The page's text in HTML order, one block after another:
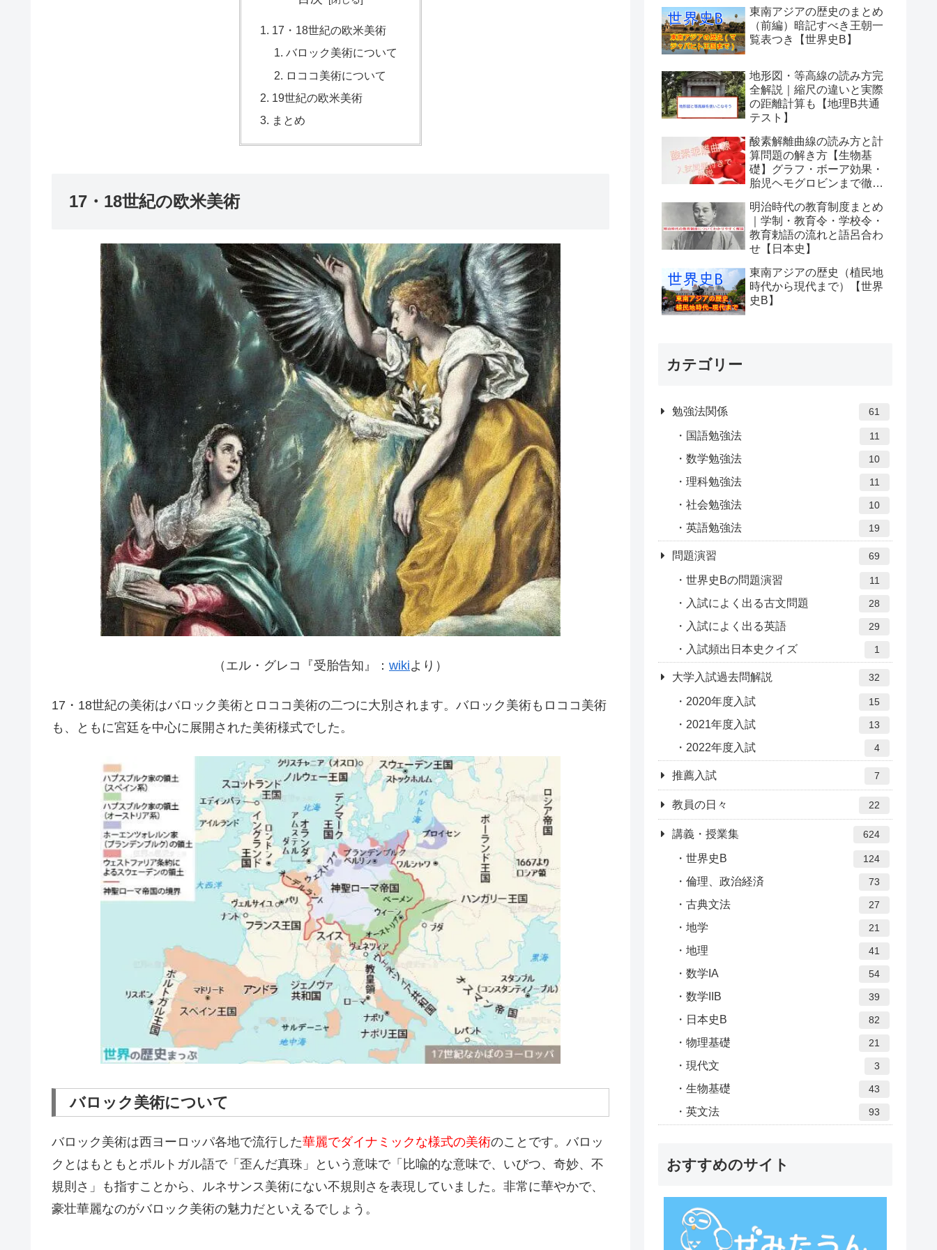
17・18世紀の欧米美術
バロック美術について
ロココ美術について
19世紀の欧米美術
まとめ
17・18世紀の欧米美術
（エル・グレコ『受胎告知』： wikiより）
17・18世紀の美術はバロック美術とロココ美術の二つに大別されます。バロック美術もロココ美術
も、ともに宮廷を中心に展開された美術様式でした。
バロック美術について
バロック美術は西ヨーロッパ各地で流行した華麗でダイナミックな様式の美術のことです。バロッ
クとはもともとポルトガル語で「歪んだ真珠」という意味で「比喩的な意味で、いびつ、奇妙、不
規則さ」も指すことから、ルネサンス美術にない不規則さを表現していました。非常に華やかで、
豪壮華麗なのがバロック美術の魅力だといえるでしょう。
東南アジアの歴史のまとめ
（前編）暗記すべき王朝一
覧表つき【世界史B】
地形図・等高線の読み方完
全解説｜縮尺の違いと実際
の距離計算も【地理B共通
テスト】
酸素解離曲線の読み方と計
算問題の解き方【生物基
礎】グラフ・ボーア効果・
胎児ヘモグロビンまで徹底
明治時代の教育制度まとめ
｜学制・教育令・学校令・
教育勅語の流れと語呂合わ
せ【日本史】
東南アジアの歴史（植民地
時代から現代まで）【世界
史B】
カテゴリー
勉強法関係 61
国語勉強法 11
数学勉強法 10
理科勉強法 11
社会勉強法 10
英語勉強法 19
問題演習 69
世界史Bの問題演習 11
入試によく出る古文問題 28
入試によく出る英語 29
入試頻出日本史クイズ 1
大学入試過去問解説 32
2020年度入試 15
2021年度入試 13
2022年度入試 4
推薦入試 7
教員の日々 22
講義・授業集 624
世界史B 124
倫理、政治経済 73
古典文法 27
地学 21
地理 41
数学IA 54
数学IIB 39
日本史B 82
物理基礎 21
現代文 3
生物基礎 43
英文法 93
おすすめのサイト